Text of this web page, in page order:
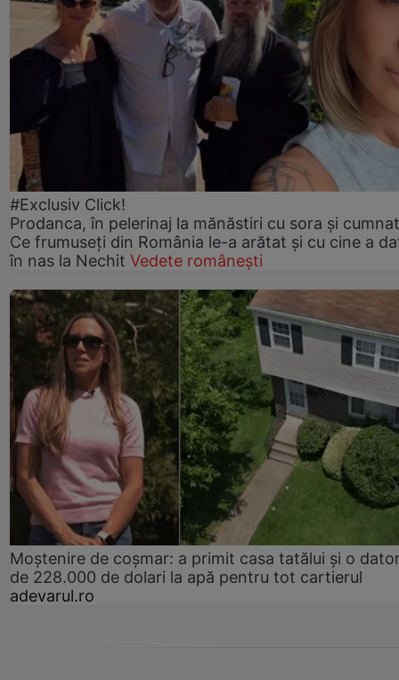
#Exclusiv Click!
Prodanca, în pelerinaj la mănăstiri cu sora și
Ce frumuseți din România le-a arătat și cu cine a
în nas la Nechit Vedete românești
Moștenire de coșmar: a primit casa tatălui și o
de 228.000 de dolari la apă pentru tot cartierul
adevarul.ro